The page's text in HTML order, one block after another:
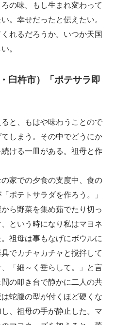
の味。もし生まれ変わって
。幸せだったと伝えたい。
れるだろうか。いつか天国
。
臼杵市）「ポテサラ即
と、もはや味わうことので
しまう。その中でどうにか
ける一皿がある。祖母と作
家での夕食の支度中、食の
ポテトサラダを作ろう。」
ら野菜を集め茹でたり切っ
という時になり私はマヨネ
祖母は事もなげにボウルに
でカチャカチャと撹拌して
「細～く垂らして。」と言
の叩き台で静かに二人の共
蛇腹の型が付くほど硬くな
、祖母の手が静止した。マ